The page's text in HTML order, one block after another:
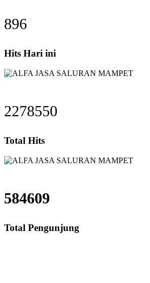
896
Hits Hari ini
2278550
Total Hits
584609
Total Pengunjung